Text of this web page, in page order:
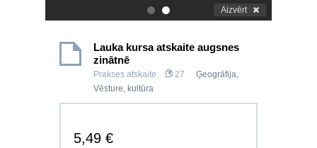
. Aizvērt
Lauka kursa atskaite augsnes
zinātnē
Prakses atskaite 27 Ģeogrāfija,
Vēsture, kultūra
5,49 €